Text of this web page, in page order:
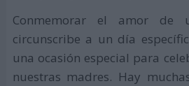
Conmemorar el amor de
circunscribe a un día
una ocasión especial para
nuestras madres. Hay